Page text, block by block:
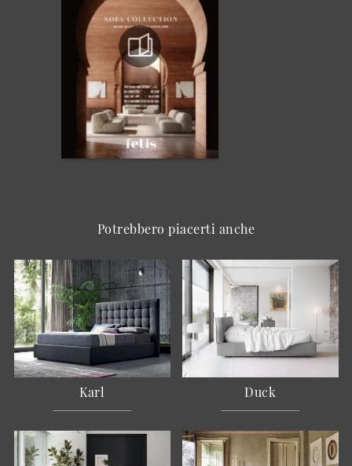
Potrebbero piacerti anche
Karl Duck